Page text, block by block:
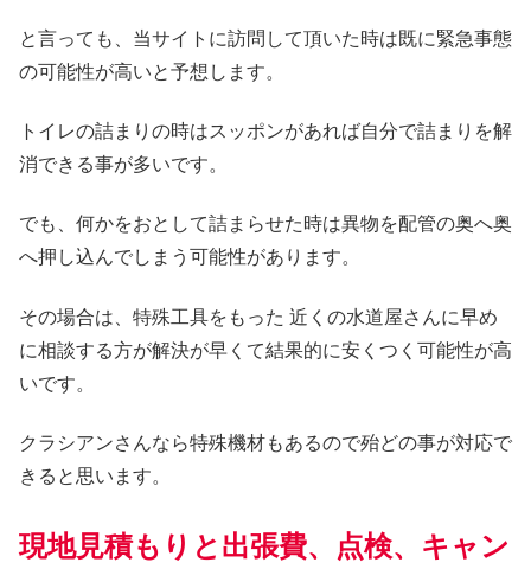
と言っても、当サイトに訪問して頂いた時は既に緊急事態
の可能性が高いと予想します。
トイレの詰まりの時はスッポンがあれば自分で詰まりを解
消できる事が多いです。
でも、何かをおとして詰まらせた時は異物を配管の奥へ奥
へ押し込んでしまう可能性があります。
その場合は、特殊工具をもった 近くの水道屋さんに早め
に相談する方が解決が早くて結果的に安くつく可能性が高
いです。
クラシアンさんなら特殊機材もあるので殆どの事が対応で
きると思います。
現地見積もりと出張費、点検、キャン